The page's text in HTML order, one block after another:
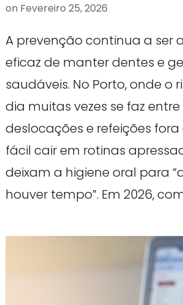
on Fevereiro 25, 2026
A prevenção continua a ser
eficaz de manter dentes e
saudáveis. No Porto, onde o
dia muitas vezes se faz
deslocações e refeições fora
fácil cair em rotinas
deixam a higiene oral para
houver tempo”. Em 2026,